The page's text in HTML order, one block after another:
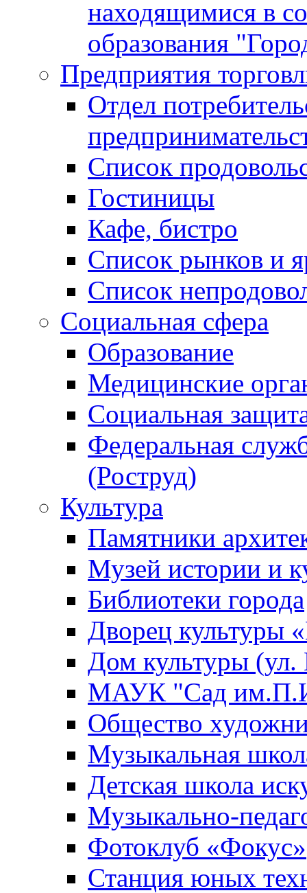
находящимися в
образования
Предприятия
Отдел
Список
Гостиницы
Кафе, бистро
Cписок рынков и
Список
Социальная сфера
Образование
Медицинские
Социальная
Федеральная
(Роструд)
Культура
Памятники
Музей истории и
Библиотеки города
Дворец культуры
Дом культуры (ул.
МАУК "Сад
Общество
Музыкальная
Детская школа
Музыкально-
Фотоклуб «Фокус»
Станция юных